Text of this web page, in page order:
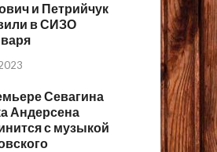
и Петрийчук
в СИЗО
Севагина
Андерсена
с музыкой